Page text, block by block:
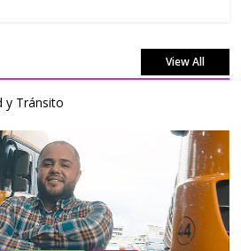
View All
y Tránsito